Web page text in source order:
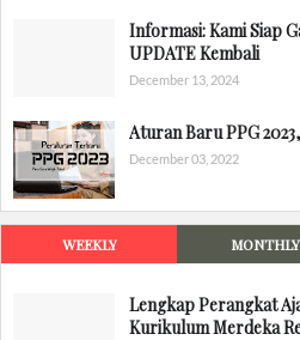
Informasi: Kami Siap
UPDATE Kembali
December 13, 2024
Aturan Baru PPG
December 03, 2022
WEEKLY MONTHLY
Lengkap Perangkat
Kurikulum Merdeka